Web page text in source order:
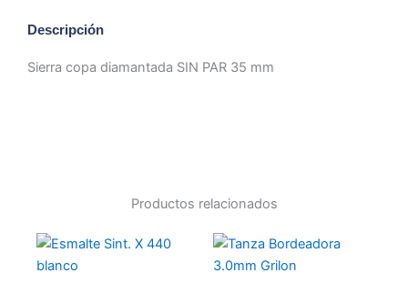
Descripción
Sierra copa diamantada SIN PAR 35 mm
Productos relacionados